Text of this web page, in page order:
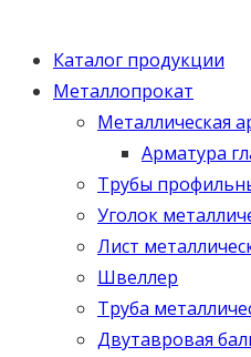
Каталог продукции
Металлопрокат
Металлическая
Арматура
Трубы
Уголок
Лист
Швеллер
Труба
Двутавровая